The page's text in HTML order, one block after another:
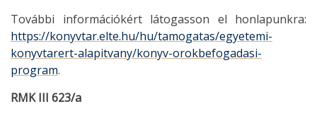
További információkért látogasson el honlapunkra:
https://konyvtar.elte.hu/hu/tamogatas/egyetemi-
konyvtarert-alapitvany/konyv-orokbefogadasi-
program.
RMK III 623/a